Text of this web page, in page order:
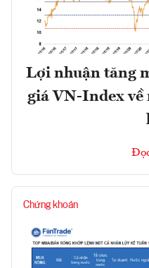
Lợi nhuận tăng
giá VN-Index về
Chứng khoán